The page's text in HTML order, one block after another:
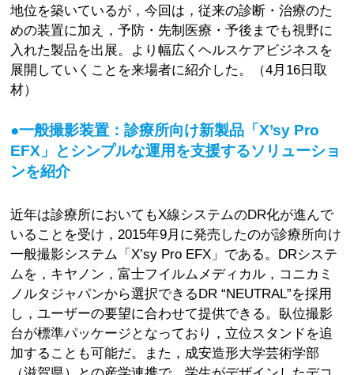
地位を築いているが，今回は，従来の診断・治療のた
めの装置に加え，予防・先制医療・予後までも視野に
入れた製品を出展。より幅広くヘルスケアビジネスを
展開していくことを来場者に紹介した。（4月16日取
材）
●一般撮影装置：診療所向け新製品「X’sy Pro
EFX」とシンプルな運用を支援するソリューショ
ンを紹介
近年は診療所においてもX線システムのDR化が進んで
いることを受け，2015年9月に発売したのが診療所向け
一般撮影システム「X’sy Pro EFX」である。DRシステ
ムを，キヤノン，富士フイルムメディカル，コニカミ
ノルタジャパンから選択できるDR “NEUTRAL”を採用
し，ユーザーの要望に合わせて提供できる。臥位撮影
台が標準パッケージとなっており，立位スタンドを追
加することも可能だ。また，成安造形大学芸術学部